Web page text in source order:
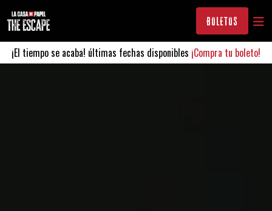
BOLETOS
¡El tiempo se acaba! últimas fechas disponibles ¡Compra tu boleto!